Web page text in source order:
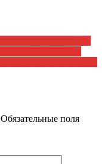
Обязательные поля